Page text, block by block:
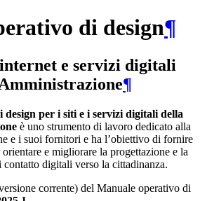
di design¶
e servizi digitali
¶
per i siti e i servizi digitali della
è uno strumento di lavoro dedicato alla
e i suoi fornitori e ha l’obiettivo di fornire
e migliorare la progettazione e la
digitali verso la cittadinanza.
corrente) del Manuale operativo di